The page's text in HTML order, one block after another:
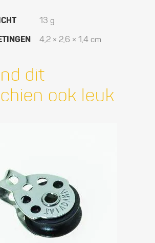
13 g
4,2 × 2,6 × 1,4 cm
dit
ook leuk